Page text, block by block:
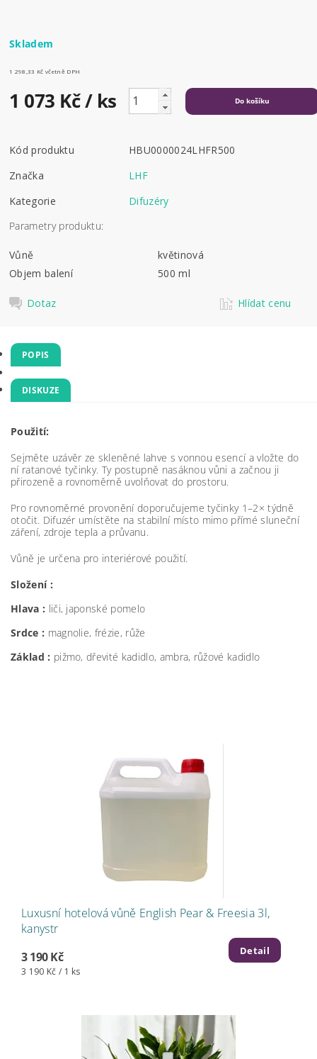
Skladem
1 298,33 Kč včetně DPH
1 073 Kč/ ks
Kód produktu
HBU0000024LHFR500
Značka
LHF
Kategorie
Difuzéry
Parametry produktu:
Vůně
květinová
Objem balení
500 ml
Dotaz Hlídat cenu
POPIS
DISKUZE
Použití:
Sejměte uzávěr ze skleněné lahve s vonnou esencí a vložte do
ní ratanové tyčinky. Ty postupně nasáknou vůni a začnou ji
přirozeně a rovnoměrně uvolňovat do prostoru.
Pro rovnoměrné provonění doporučujeme tyčinky 1–2× týdně
otočit. Difuzér umístěte na stabilní místo mimo přímé sluneční
záření, zdroje tepla a průvanu.
Vůně je určena pro interiérové použití.
Složení :
Hlava : liči, japonské pomelo
Srdce : magnolie, frézie, růže
Základ : pižmo, dřevité kadidlo, ambra, růžové kadidlo
Luxusní hotelová vůně English Pear & Freesia 3l,
kanystr
3 190 Kč
3 190 Kč / 1 ks
Detail